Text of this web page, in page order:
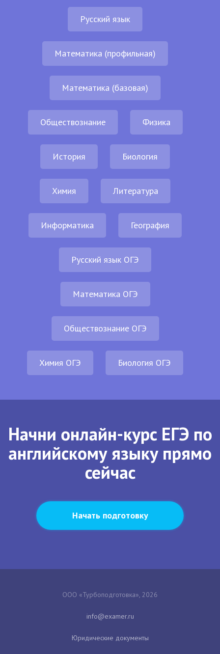
Русский язык
Математика (профильная)
Математика (базовая)
Обществознание Физика
История Биология
Химия Литература
Информатика География
Русский язык ОГЭ
Математика ОГЭ
Обществознание ОГЭ
Химия ОГЭ Биология ОГЭ
Начни онлайн-курс ЕГЭ по
английскому языку прямо
сейчас
Начать подготовку
ООО «Турбоподготовка», 2026
Юридические документы